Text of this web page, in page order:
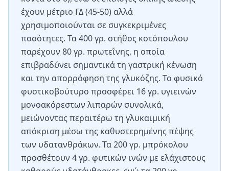
έχουν μέτριο ΓΔ (45-50) αλλά
χρησιμοποιούνται σε συγκεκριμένες
ποσότητες. Τα 400 γρ. στήθος κοτόπουλου
παρέχουν 80 γρ. πρωτεΐνης, η οποία
επιβραδύνει σημαντικά τη γαστρική κένωση
και την απορρόφηση της γλυκόζης. Το φυσικό
φυστικοβούτυρο προσφέρει 16 γρ. υγιεινών
μονοακόρεστων λιπαρών συνολικά,
μειώνοντας περαιτέρω τη γλυκαιμική
απόκριση μέσω της καθυστερημένης πέψης
των υδατανθράκων. Τα 200 γρ. μπρόκολου
προσθέτουν 4 γρ. φυτικών ινών με ελάχιστους